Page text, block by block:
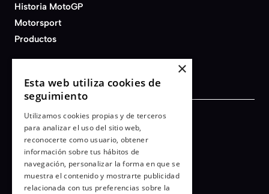
Historia MotoGP
Motorsport
Productos
Términos y condiciones
Aviso legal
Política de privacidad
Cookies
×
Esta web utiliza cookies de
seguimiento
Utilizamos cookies propias y de terceros
para analizar el uso del sitio web,
reconocerte como usuario, obtener
información sobre tus hábitos de
navegación, personalizar la forma en que se
muestra el contenido y mostrarte publicidad
relacionada con tus preferencias sobre la